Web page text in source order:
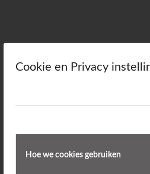
Cookie en Privacy
Hoe we cookies gebruiken
tandenborstel
haren versleten raken en
buiten beginnen te staan,